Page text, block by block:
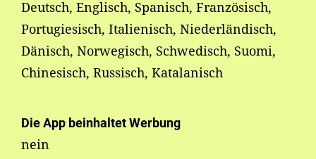
Deutsch, Englisch, Spanisch, Französisch,
Portugiesisch, Italienisch, Niederländisch,
Dänisch, Norwegisch, Schwedisch, Suomi,
Chinesisch, Russisch, Katalanisch
Die App beinhaltet Werbung
nein